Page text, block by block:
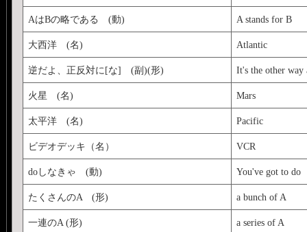
AはBの略である (動) A stands for B
大西洋 (名) Atlantic
逆だよ、正反対に[な] (副)(形) It's the other way
火星 (名) Mars
太平洋 (名) Pacific
ビデオデッキ（名） VCR
doしなきゃ (動) You've got to do
たくさんのA (形) a bunch of A
一連のA (形) a series of A